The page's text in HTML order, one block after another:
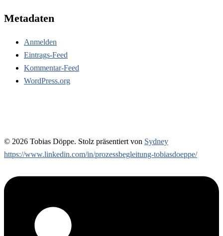
Metadaten
Anmelden
Eintrags-Feed
Kommentar-Feed
WordPress.org
© 2026 Tobias Döppe. Stolz präsentiert von Sydney
https://www.linkedin.com/in/prozessbegleitung-tobiasdoeppe/